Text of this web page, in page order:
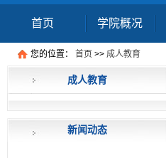
首页 学院概况
成人教育 查询结果页
您的位置： 首页 >> 成人教育
成人教育
新闻动态